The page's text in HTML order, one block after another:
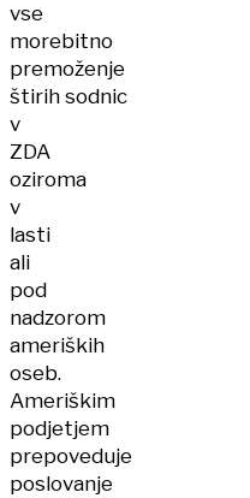
vse
morebitno
premoženje
štirih sodnic
v
ZDA
oziroma
v
lasti
ali
pod
nadzorom
ameriških
oseb.
Ameriškim
podjetjem
prepoveduje
poslovanje